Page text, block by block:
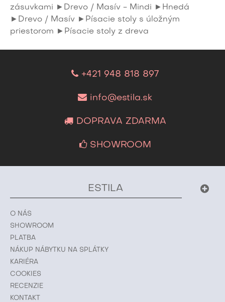
zásuvkami ►Drevo / Masív - Mindi ►Hnedá
►Drevo / Masív ►Písacie stoly s úložným
priestorom ►Písacie stoly z dreva
+421 948 818 897
info@estila.sk
DOPRAVA ZDARMA
SHOWROOM
ESTILA
O NÁS
SHOWROOM
PLATBA
NÁKUP NÁBYTKU NA SPLÁTKY
KARIÉRA
COOKIES
RECENZIE
KONTAKT